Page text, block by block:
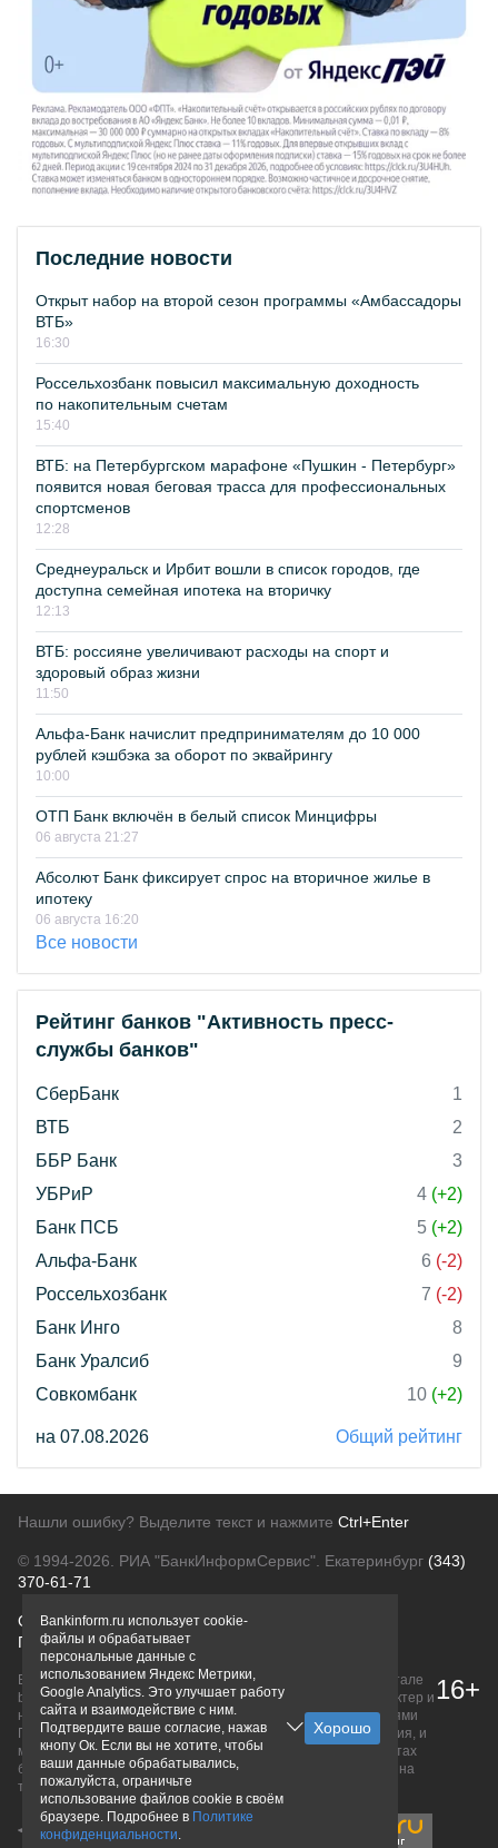
Последние новости
Открыт набор на второй сезон программы «Амбассадоры
ВТБ»
16:30
Россельхозбанк повысил максимальную доходность
по накопительным счетам
15:40
ВТБ: на Петербургском марафоне «Пушкин - Петербург»
появится новая беговая трасса для профессиональных
спортсменов
12:28
Среднеуральск и Ирбит вошли в список городов, где
доступна семейная ипотека на вторичку
12:13
ВТБ: россияне увеличивают расходы на спорт и
здоровый образ жизни
11:50
Альфа-Банк начислит предпринимателям до 10 000
рублей кэшбэка за оборот по эквайрингу
10:00
ОТП Банк включён в белый список Минцифры
06 августа 21:27
Абсолют Банк фиксирует спрос на вторичное жилье в
ипотеку
06 августа 16:20
Все новости
Рейтинг банков "Активность пресс-
службы банков"
СберБанк
1
ВТБ
2
ББР Банк
3
УБРиР
4 (+2)
Банк ПСБ
5 (+2)
Альфа-Банк
6 (-2)
Россельхозбанк
7 (-2)
Банк Инго
8
Банк Уралсиб
9
Совкомбанк
10 (+2)
на 07.08.2026 Общий рейтинг
Нашли ошибку? Выделите текст и нажмите Ctrl+Enter
© 1994-2026. РИА "БанкИнформСервис". Екатеринбург (343)
370-61-71
О проектеПолитика конфиденциальности
Правовая информацияДля рекламодателей
Вся информация о продуктах банков, размещенная на портале
bankinform.ru, носит исключительно ознакомительный характер и
не является публичной офертой, определяемой положениями
ГК РФ. Информация не содержит точного и полного описания, и
может быть изменена. Конечные условия уточняйте на сайтах
банков или при личном обращении. Исключительное право на
товарные знаки принадлежит их правообладателям.
16+
Bankinform.ru использует cookie-
файлы и обрабатывает
персональные данные с
использованием Яндекс Метрики,
Google Analytics. Это улучшает работу
сайта и взаимодействие с ним.
Подтвердите ваше согласие, нажав
кнопу Ок. Если вы не хотите, чтобы
ваши данные обрабатывались,
пожалуйста, ограничьте
использование файлов cookie в своём
браузере. Подробнее в Политике
конфиденциальности.